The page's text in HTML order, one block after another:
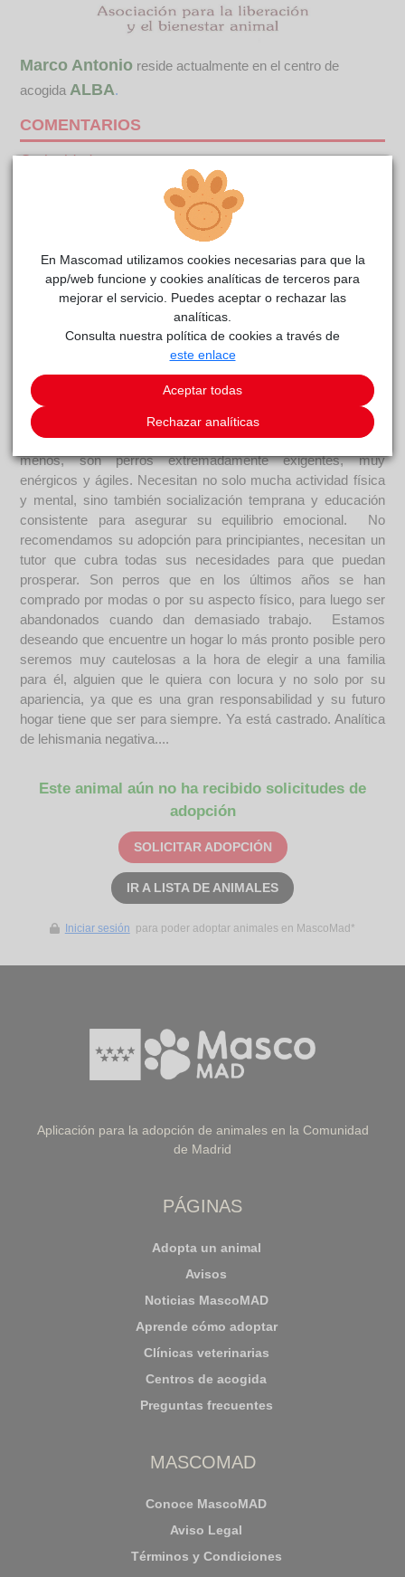
Marco Antonio reside actualmente en el centro de
acogida ALBA.
COMENTARIOS
Curiosidades
Marco Antonio, de tan solo cuatro meses de edad, apareció
abandonado junto a su hermana en un pueblo cercano. Es un
cachorrito de Pastor Belga Malinois y es pura energía y
simpatía. Es un poco terremoto, todo le llama la atención. Se
muestra seguro de sí mismo y se acerca a saludar a todo el
mundo. Es muy juguetón y le gusta que le presten atención e
interactúen con él. Cuando baja un poco de revoluciones
también es muy cariñosón y le encantan los mimos. Todavía
tiene muchísimo que aprender, apenas ha dado sus primeros
paseos aunque lo coge todo a la primera. Marco Antonio es
un cachorro estupendo pero necesita a alguien con mucha
paciencia y dispuesto a tener un compañero de vida todo
terreno y extremadamente fiel. El Malinois es considerado
una de las razas más inteligentes del mundo, y no es para
menos, son perros extremadamente exigentes, muy
enérgicos y ágiles. Necesitan no solo mucha actividad física
y mental, sino también socialización temprana y educación
consistente para asegurar su equilibrio emocional. No
recomendamos su adopción para principiantes, necesitan un
tutor que cubra todas sus necesidades para que puedan
prosperar. Son perros que en los últimos años se han
comprado por modas o por su aspecto físico, para luego ser
abandonados cuando dan demasiado trabajo. Estamos
deseando que encuentre un hogar lo más pronto posible pero
seremos muy cautelosas a la hora de elegir a una familia
para él, alguien que le quiera con locura y no solo por su
apariencia, ya que es una gran responsabilidad y su futuro
hogar tiene que ser para siempre. Ya está castrado. Analítica
de lehismania negativa....
Este animal aún no ha recibido solicitudes de
adopción
SOLICITAR ADOPCIÓN
IR A LISTA DE ANIMALES
Iniciar sesión para poder adoptar animales en MascoMad*
Aplicación para la adopción de animales en la Comunidad
de Madrid
PÁGINAS
Adopta un animal
Avisos
Noticias MascoMAD
Aprende cómo adoptar
Clínicas veterinarias
Centros de acogida
Preguntas frecuentes
MASCOMAD
Conoce MascoMAD
Aviso Legal
Términos y Condiciones
En Mascomad utilizamos cookies necesarias para que la
app/web funcione y cookies analíticas de terceros para
mejorar el servicio. Puedes aceptar o rechazar las
analíticas.
Consulta nuestra política de cookies a través de
este enlace
Aceptar todas
Rechazar analíticas